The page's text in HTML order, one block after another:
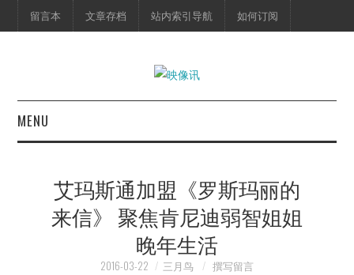
留言本 文章存档 站内索引导航 如何订阅
MENU
映像快讯
艾玛斯通加盟《罗斯玛丽的
来信》 聚焦肯尼迪弱智姐姐
晚年生活
2016-03-22 三月鸟 撰写留言